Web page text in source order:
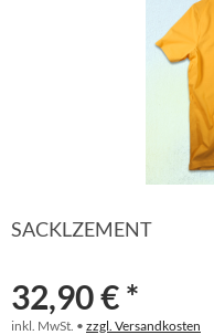
SACKLZEMENT
32,90 € *
inkl. MwSt. • zzgl. Versandkosten